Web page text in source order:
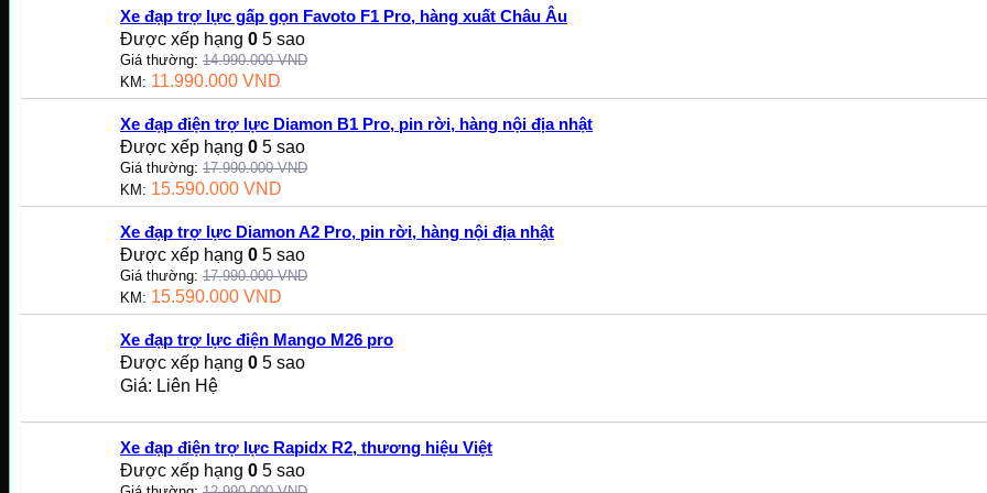
Xe đạp trợ lực gấp gọn Favoto F1 Pro, hàng xuất Châu Âu
Được xếp hạng 0 5 sao
Giá thường: 14.990.000VND
KM: 11.990.000 VND
Xe đạp điện trợ lực Diamon B1 Pro, pin rời, hàng nội địa nhật
Được xếp hạng 0 5 sao
Giá thường: 17.990.000VND
KM: 15.590.000 VND
Xe đạp trợ lực Diamon A2 Pro, pin rời, hàng nội địa nhật
Được xếp hạng 0 5 sao
Giá thường: 17.990.000VND
KM: 15.590.000 VND
Xe đạp trợ lực điện Mango M26 pro
Được xếp hạng 0 5 sao
Giá: Liên Hệ
Xe đạp điện trợ lực Rapidx R2, thương hiệu Việt
Được xếp hạng 0 5 sao